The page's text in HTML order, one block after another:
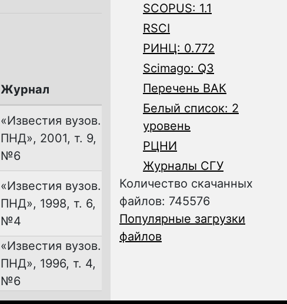
Журнал
«Известия вузов.
ПНД», 2001, т. 9,
№6
«Известия вузов.
ПНД», 1998, т. 6,
№4
«Известия вузов.
ПНД», 1996, т. 4,
№6
SCOPUS: 1.1
RSCI
РИНЦ: 0.772
Scimago: Q3
Перечень ВАК
Белый список: 2
уровень
РЦНИ
Журналы СГУ
Количество скачанных
файлов: 745576
Популярные загрузки
файлов